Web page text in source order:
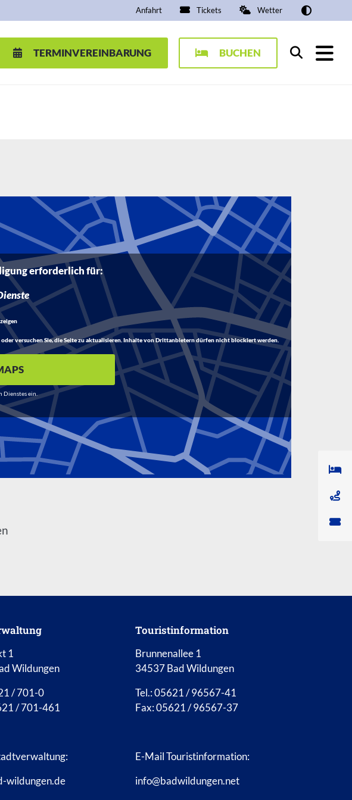
Anfahrt Tickets Wetter
TERMINVEREINBARUNG BUCHEN Suchen
erforderlich für:
versuchen Sie, die Seite zu aktualisieren. Inhalte von Drittanbietern dürfen nicht blockiert werden.
Dienstes ein.
1
Wildungen
/ 701-0
/ 701-461
wildungen.de
Touristinformation
Brunnenallee 1
34537 Bad Wildungen
Tel.: 05621 / 96567-41
Fax: 05621 / 96567-37
E-Mail Touristinformation:
info@badwildungen.net